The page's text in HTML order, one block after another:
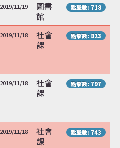
2019/11/19
圖書
館
點擊數: 718
2019/11/18
社會
課
點擊數: 823
2019/11/18
社會
課
點擊數: 797
2019/11/18
社會
課
點擊數: 743